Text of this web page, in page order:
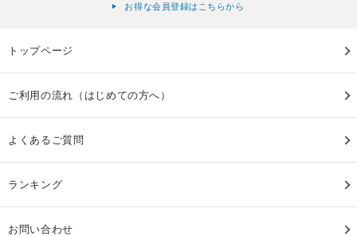
お得な会員登録はこちらから
トップページ
ご利用の流れ（はじめての方へ）
よくあるご質問
ランキング
お問い合わせ